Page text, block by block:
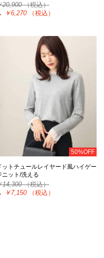
20,900（税込）
￥6,270 （税込）
50%OFF
ットチュールレイヤード風ハイゲー
ニット/洗える
14,300（税込）
￥7,150 （税込）